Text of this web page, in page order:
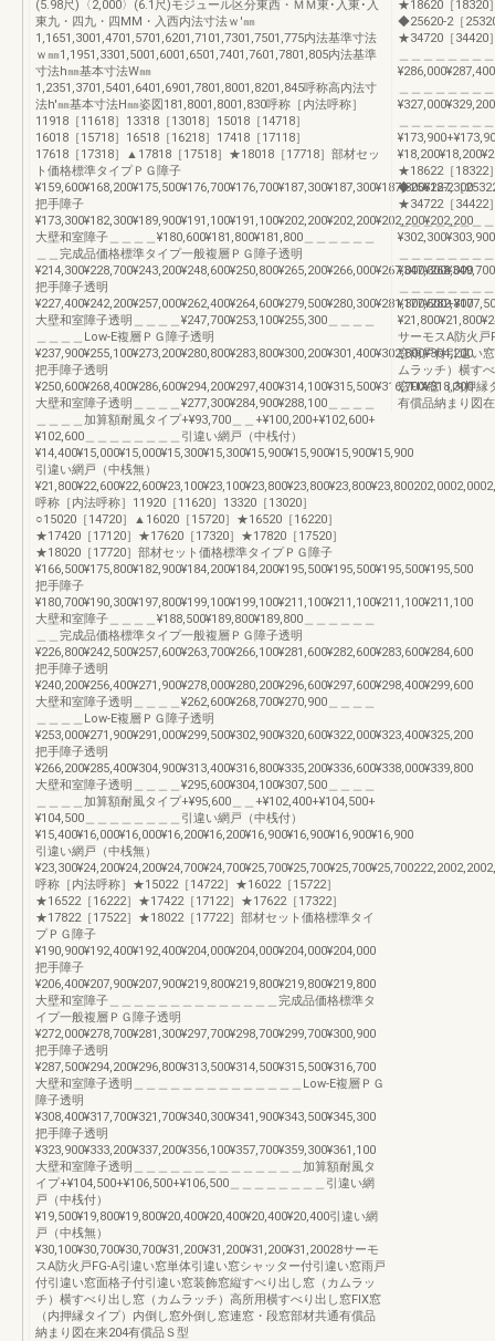
(5.98尺)〈2,000〉(6.1尺)モジュール区分東西・ＭＭ東･入東･入
東九・四九・四MM・入西内法寸法ｗ'㎜
1,1651,3001,4701,5701,6201,7101,7301,7501,775内法基準寸法
ｗ㎜1,1951,3301,5001,6001,6501,7401,7601,7801,805内法基準
寸法h㎜基本寸法W㎜
1,2351,3701,5401,6401,6901,7801,8001,8201,845呼称高内法寸
法h'㎜基本寸法H㎜姿図181,8001,8001,830呼称［内法呼称］
11918［11618］13318［13018］15018［14718］
16018［15718］16518［16218］17418［17118］
17618［17318］▲17818［17518］★18018［17718］部材セッ
ト価格標準タイプＰＧ障子
¥159,600¥168,200¥175,500¥176,700¥176,700¥187,300¥187,300¥187,300¥187,300
把手障子
¥173,300¥182,300¥189,900¥191,100¥191,100¥202,200¥202,200¥202,200¥202,200
大壁和室障子＿＿＿＿¥180,600¥181,800¥181,800＿＿＿＿＿＿
＿＿完成品価格標準タイプ一般複層ＰＧ障子透明
¥214,300¥228,700¥243,200¥248,600¥250,800¥265,200¥266,000¥267,000¥268,000
把手障子透明
¥227,400¥242,200¥257,000¥262,400¥264,600¥279,500¥280,300¥281,300¥282,300
大壁和室障子透明＿＿＿＿¥247,700¥253,100¥255,300＿＿＿＿
＿＿＿＿Low-E複層ＰＧ障子透明
¥237,900¥255,100¥273,200¥280,800¥283,800¥300,200¥301,400¥302,800¥304,200
把手障子透明
¥250,600¥268,400¥286,600¥294,200¥297,400¥314,100¥315,500¥316,700¥318,300
大壁和室障子透明＿＿＿＿¥277,300¥284,900¥288,100＿＿＿＿
＿＿＿＿加算額耐風タイプ+¥93,700＿＿+¥100,200+¥102,600+
¥102,600＿＿＿＿＿＿＿＿引違い網戸（中桟付）
¥14,400¥15,000¥15,000¥15,300¥15,300¥15,900¥15,900¥15,900¥15,900
引違い網戸（中桟無）
呼称［内法呼称］11920［11620］13320［13020］
○15020［14720］▲16020［15720］★16520［16220］
★17420［17120］★17620［17320］★17820［17520］
★18020［17720］部材セット価格標準タイプＰＧ障子
¥166,500¥175,800¥182,900¥184,200¥184,200¥195,500¥195,500¥195,500¥195,500
把手障子
¥180,700¥190,300¥197,800¥199,100¥199,100¥211,100¥211,100¥211,100¥211,100
大壁和室障子＿＿＿＿¥188,500¥189,800¥189,800＿＿＿＿＿＿
＿＿完成品価格標準タイプ一般複層ＰＧ障子透明
¥226,800¥242,500¥257,600¥263,700¥266,100¥281,600¥282,600¥283,600¥284,600
把手障子透明
¥240,200¥256,400¥271,900¥278,000¥280,200¥296,600¥297,600¥298,400¥299,600
大壁和室障子透明＿＿＿＿¥262,600¥268,700¥270,900＿＿＿＿
＿＿＿＿Low-E複層ＰＧ障子透明
¥253,000¥271,900¥291,000¥299,500¥302,900¥320,600¥322,000¥323,400¥325,200
把手障子透明
¥266,200¥285,400¥304,900¥313,400¥316,800¥335,200¥336,600¥338,000¥339,800
大壁和室障子透明＿＿＿＿¥295,600¥304,100¥307,500＿＿＿＿
＿＿＿＿加算額耐風タイプ+¥95,600＿＿+¥102,400+¥104,500+
¥104,500＿＿＿＿＿＿＿＿引違い網戸（中桟付）
¥15,400¥16,000¥16,000¥16,200¥16,200¥16,900¥16,900¥16,900¥16,900
引違い網戸（中桟無）
呼称［内法呼称］★15022［14722］★16022［15722］
★16522［16222］★17422［17122］★17622［17322］
★17822［17522］★18022［17722］部材セット価格標準タイ
プＰＧ障子
¥190,900¥192,400¥192,400¥204,000¥204,000¥204,000¥204,000
把手障子
¥206,400¥207,900¥207,900¥219,800¥219,800¥219,800¥219,800
大壁和室障子＿＿＿＿＿＿＿＿＿＿＿＿＿＿完成品価格標準タ
イプ一般複層ＰＧ障子透明
¥272,000¥278,700¥281,300¥297,700¥298,700¥299,700¥300,900
把手障子透明
¥287,500¥294,200¥296,800¥313,500¥314,500¥315,500¥316,700
大壁和室障子透明＿＿＿＿＿＿＿＿＿＿＿＿＿＿Low-E複層ＰＧ
障子透明
¥308,400¥317,700¥321,700¥340,300¥341,900¥343,500¥345,300
把手障子透明
¥323,900¥333,200¥337,200¥356,100¥357,700¥359,300¥361,100
大壁和室障子透明＿＿＿＿＿＿＿＿＿＿＿＿＿＿加算額耐風タ
イプ+¥104,500+¥106,500+¥106,500＿＿＿＿＿＿＿＿引違い網
戸（中桟付）
¥19,500¥19,800¥19,800¥20,400¥20,400¥20,400¥20,400引違い網
戸（中桟無）
¥30,100¥30,700¥30,700¥31,200¥31,200¥31,200¥31,20028サーモ
スA防火戸FG-A引違い窓単体引違い窓シャッター付引違い窓雨戸
付引違い窓面格子付引違い窓装飾窓縦すべり出し窓（カムラッ
チ）横すべり出し窓（カムラッチ）高所用横すべり出し窓FIX窓
（内押縁タイプ）内倒し窓外倒し窓連窓・段窓部材共通有償品
納まり図在来204有償品Ｓ型
★18620［18320
◆25620-2［
★34720［34420
★18622［18322
◆25622-2［
★34722［34422
＿＿＿＿＿＿＿
サーモスA防火戸
窓雨戸付引違い
ムラッチ）横す
窓FIX窓（内押縁
有償品納まり図